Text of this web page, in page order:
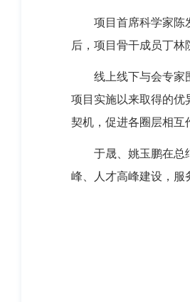
项目首席科学家陈发
后，项目骨干成员丁
线上线下与会专家围
项目实施以来取得的优
契机，促进各圈层相互
于晟、姚玉鹏在总结
峰、人才高峰建设，服